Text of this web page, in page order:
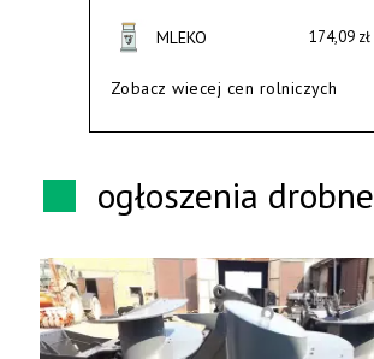
MLEKO 174,09 zł
Zobacz wiecej cen rolniczych
ogłoszenia drobne